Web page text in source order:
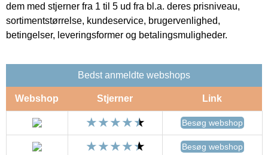
dem med stjerner fra 1 til 5 ud fra bl.a. deres prisniveau,
sortimentstørrelse, kundeservice, brugervenlighed,
betingelser, leveringsformer og betalingsmuligheder.
Bedst anmeldte webshops
Webshop Stjerner Link
Besøg webshop
Besøg webshop